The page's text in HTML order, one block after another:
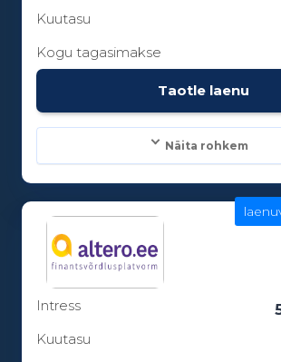
Kuutasu
Kogu tagasimakse
Taotle laenu
Näita rohkem
100 - 15000€
Laenuperiood:
Intress
Kuutasu